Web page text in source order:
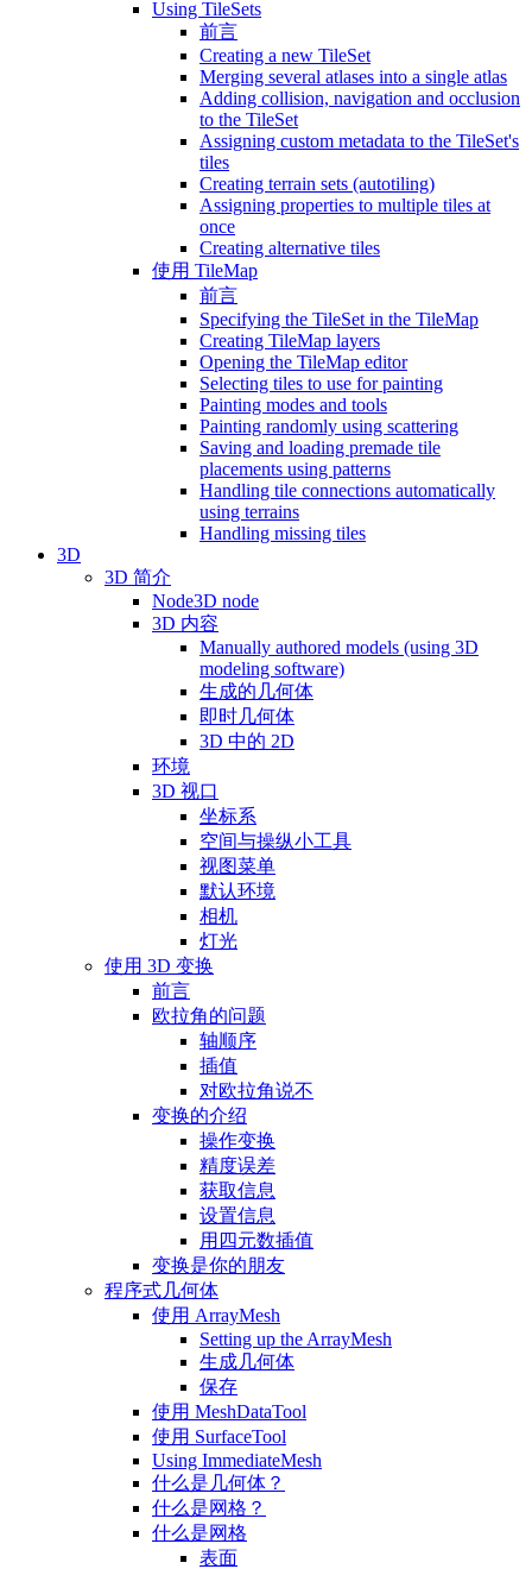
Using TileSets
前言
Creating a new TileSet
Merging several atlases into a single atlas
Adding collision, navigation and occlusion
to the TileSet
Assigning custom metadata to the TileSet's
tiles
Creating terrain sets (autotiling)
Assigning properties to multiple tiles at
once
Creating alternative tiles
使用 TileMap
前言
Specifying the TileSet in the TileMap
Creating TileMap layers
Opening the TileMap editor
Selecting tiles to use for painting
Painting modes and tools
Painting randomly using scattering
Saving and loading premade tile
placements using patterns
Handling tile connections automatically
using terrains
Handling missing tiles
3D
3D 简介
Node3D node
3D 内容
Manually authored models (using 3D
modeling software)
生成的几何体
即时几何体
3D 中的 2D
环境
3D 视口
坐标系
空间与操纵小工具
视图菜单
默认环境
相机
灯光
使用 3D 变换
前言
欧拉角的问题
轴顺序
插值
对欧拉角说不
变换的介绍
操作变换
精度误差
获取信息
设置信息
用四元数插值
变换是你的朋友
程序式几何体
使用 ArrayMesh
Setting up the ArrayMesh
生成几何体
保存
使用 MeshDataTool
使用 SurfaceTool
Using ImmediateMesh
什么是几何体？
什么是网格？
什么是网格
表面